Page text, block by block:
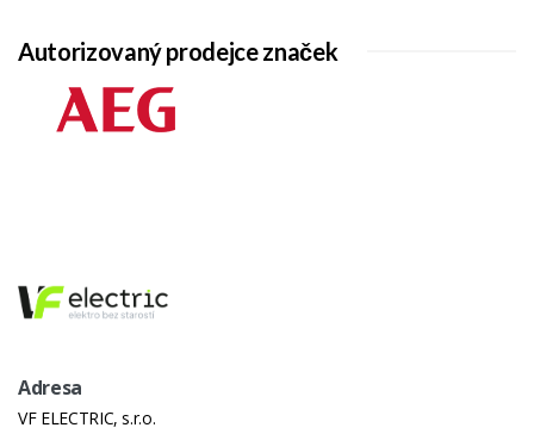
Autorizovaný prodejce značek
Adresa
VF ELECTRIC, s.r.o.